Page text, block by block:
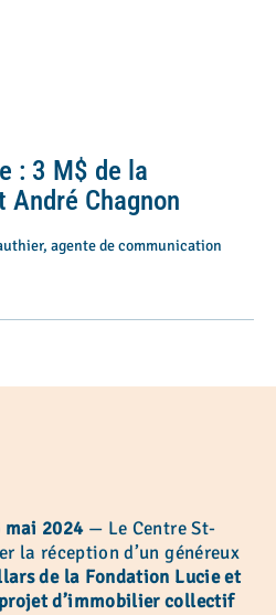
: 3 M$ de la
André Chagnon
agente de communication
mai 2024— Le Centre St-
la réception d’un généreux
de la Fondation Lucie et
d’immobilier collectif